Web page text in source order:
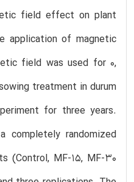
field effect on plant
application of magnetic
field was used for 0,
treatment in durum
for three years.
completely randomized
(Control, MF-15, MF-30